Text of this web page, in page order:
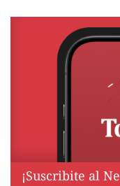
¡Suscribite al